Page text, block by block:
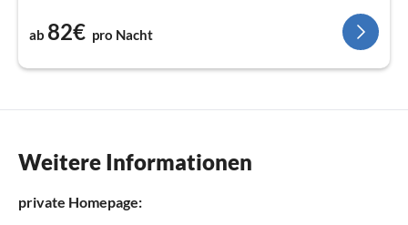
ab 82€ pro Nacht
Weitere Informationen
private Homepage: